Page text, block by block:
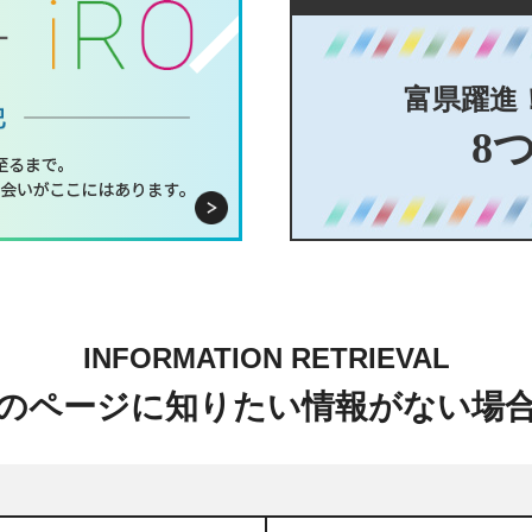
富県躍進
8
INFORMATION RETRIEVAL
ページに知りたい情報がない場